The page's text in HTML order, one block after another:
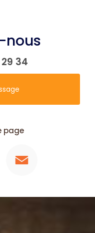
nous
34
page